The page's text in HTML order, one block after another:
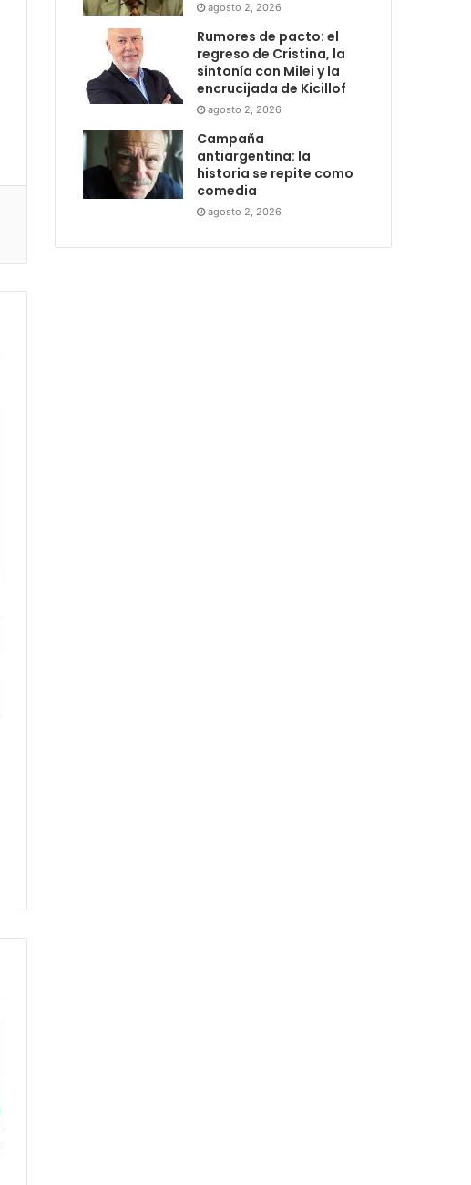
agosto 2, 2026
Rumores de pacto: el
regreso de Cristina, la
sintonía con Milei y la
encrucijada de Kicillof
agosto 2, 2026
Campaña
antiargentina: la
historia se repite como
comedia
agosto 2, 2026